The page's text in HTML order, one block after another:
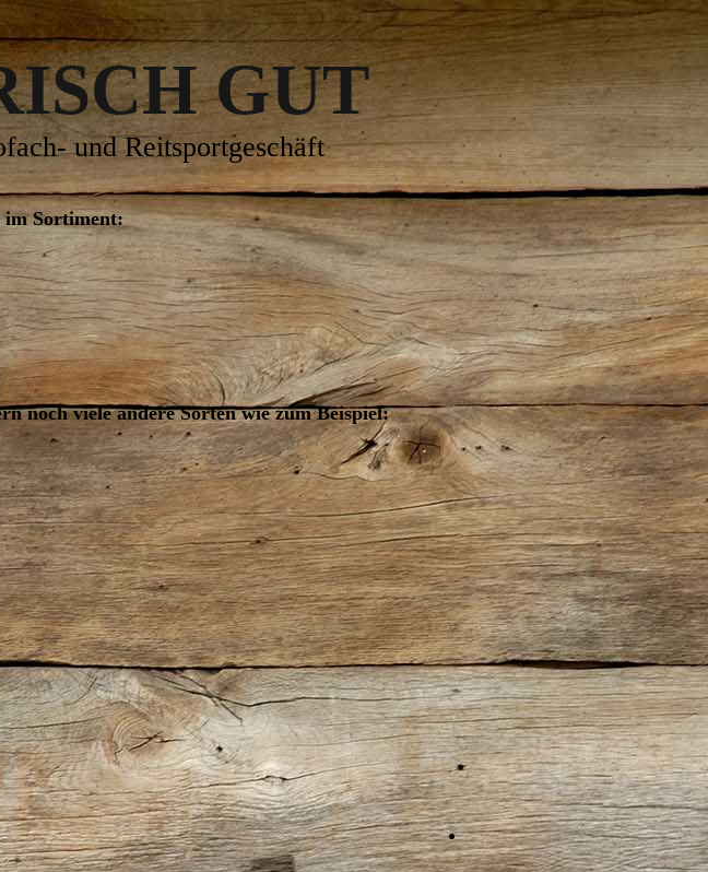
GUT
und Reitsportgeschäft
im Sortiment:
noch viele andere Sorten wie zum Beispiel: